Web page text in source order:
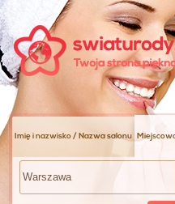
Imię i nazwisko / Nazwa salonu